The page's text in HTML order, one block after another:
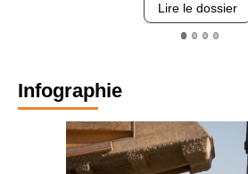
Lire le dossier
Infographie